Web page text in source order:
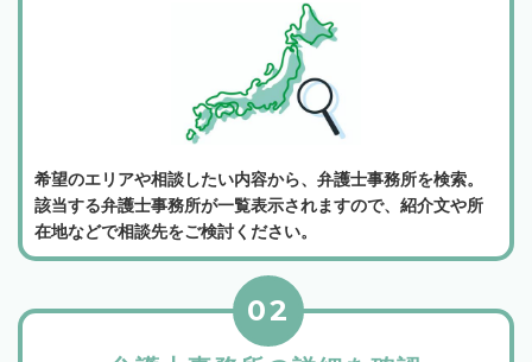
希望のエリアや相談したい内容から、弁護士事務所を検索。
該当する弁護士事務所が一覧表示されますので、紹介文や所
在地などで相談先をご検討ください。
02